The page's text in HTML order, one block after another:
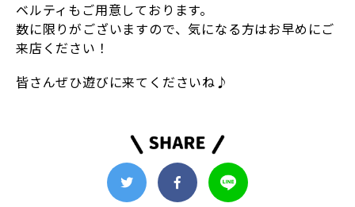
ベルティもご用意しております。
数に限りがございますので、気になる方はお早めにご
来店ください！
皆さんぜひ遊びに来てくださいね♪